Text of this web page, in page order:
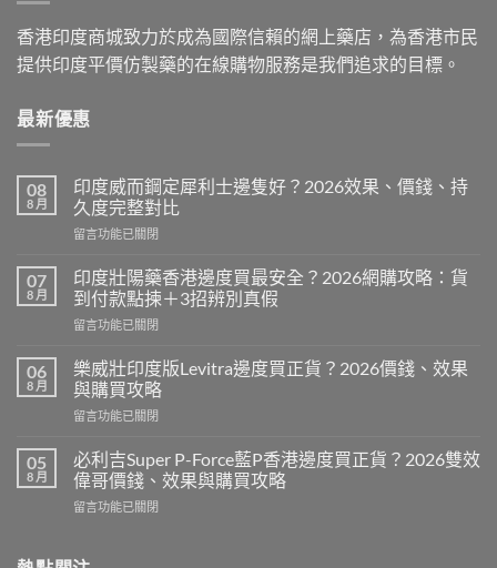
香港印度商城致力於成為國際信賴的網上藥店，為香港市民
提供印度平價仿製藥的在線購物服務是我們追求的目標。
最新優惠
08
8 月
印度威而鋼定犀利士邊隻好？2026效果、價錢、持
久度完整對比
在
度
威
而
鋼
犀
利
士
邊
好？
2026
果、
留言功能已關閉
07
8 月
印度壯陽藥香港邊度買最安全？2026網購攻略：貨
到付款點揀＋3招辨別真假
在
度
壯
陽
藥
港
邊
度
買
留言功能已關閉
06
8 月
樂威壯印度版Levitra邊度買正貨？2026價錢、效果
與購買攻略
在
威
壯
印
度
留言功能已關閉
05
8 月
必利吉Super P-Force藍P香港邊度買正貨？2026雙效
偉哥價錢、效果與購買攻略
在
吉
留言功能已關閉